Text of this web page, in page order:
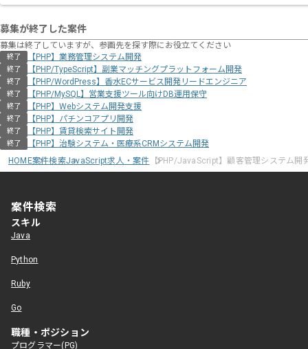
募集が終了した案件
募集は終了していますが、参画先を探す際にお役立てください
終了 【PHP】業務管理システム開発
終了 【PHP/TypeScript】副業マッチングプラットフォーム開発
終了 【PHP/WordPress】香水ECサービス開発リードエンジニア
終了 【PHP/MySQL】営業支援ツール向けDB運用保守
終了 【PHP】Webシステム開発支援
終了 【PHP】パチンコアプリ開発
終了 【PHP】賃貸検索サイト開発
終了
【PHP】治験システム・医療系CRMシステム開発
HOME案件検索JavaScript求人・案件 【PHP/JavaScript】顧客管理システム開
案件検索
スキル
Java
Python
Ruby
Go
職種・ポジション
プログラマー(PG)